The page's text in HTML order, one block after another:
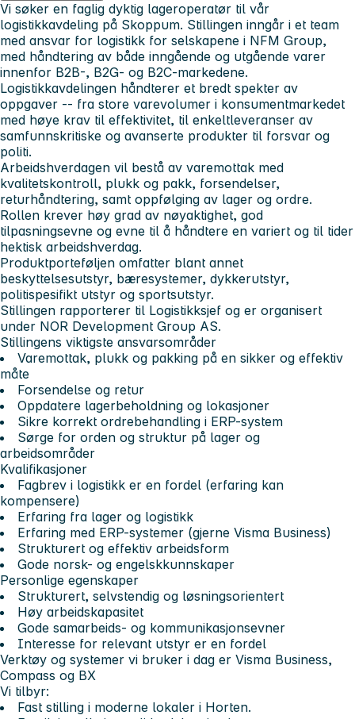
Vi søker en faglig dyktig lageroperatør til vår
logistikkavdeling på Skoppum. Stillingen inngår i et team
med ansvar for logistikk for selskapene i NFM Group,
med håndtering av både inngående og utgående varer
innenfor B2B-, B2G- og B2C-markedene.
Logistikkavdelingen håndterer et bredt spekter av
oppgaver -- fra store varevolumer i konsumentmarkedet
med høye krav til effektivitet, til enkeltleveranser av
samfunnskritiske og avanserte produkter til forsvar og
politi.
Arbeidshverdagen vil bestå av varemottak med
kvalitetskontroll, plukk og pakk, forsendelser,
returhåndtering, samt oppfølging av lager og ordre.
Rollen krever høy grad av nøyaktighet, god
tilpasningsevne og evne til å håndtere en variert og til tider
hektisk arbeidshverdag.
Produktporteføljen omfatter blant annet
beskyttelsesutstyr, bæresystemer, dykkerutstyr,
politispesifikt utstyr og sportsutstyr.
Stillingen rapporterer til Logistikksjef og er organisert
under NOR Development Group AS.
Stillingens viktigste ansvarsområder
Varemottak, plukk og pakking på en sikker og effektiv
måte
Forsendelse og retur
Oppdatere lagerbeholdning og lokasjoner
Sikre korrekt ordrebehandling i ERP-system
Sørge for orden og struktur på lager og
arbeidsområder
Kvalifikasjoner
Fagbrev i logistikk er en fordel (erfaring kan
kompensere)
Erfaring fra lager og logistikk
Erfaring med ERP-systemer (gjerne Visma Business)
Strukturert og effektiv arbeidsform
Gode norsk- og engelskkunnskaper
Personlige egenskaper
Strukturert, selvstendig og løsningsorientert
Høy arbeidskapasitet
Gode samarbeids- og kommunikasjonsevner
Interesse for relevant utstyr er en fordel
Verktøy og systemer vi bruker i dag er Visma Business,
Compass og BX
Vi tilbyr:
Fast stilling i moderne lokaler i Horten.